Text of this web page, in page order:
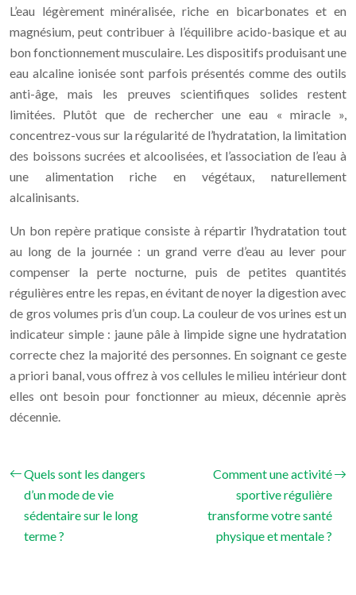
L’eau légèrement minéralisée, riche en bicarbonates et en
magnésium, peut contribuer à l’équilibre acido-basique et au
bon fonctionnement musculaire. Les dispositifs produisant une
eau alcaline ionisée sont parfois présentés comme des outils
anti-âge, mais les preuves scientifiques solides restent
limitées. Plutôt que de rechercher une eau « miracle »,
concentrez-vous sur la régularité de l’hydratation, la limitation
des boissons sucrées et alcoolisées, et l’association de l’eau à
une alimentation riche en végétaux, naturellement
alcalinisants.
Un bon repère pratique consiste à répartir l’hydratation tout
au long de la journée : un grand verre d’eau au lever pour
compenser la perte nocturne, puis de petites quantités
régulières entre les repas, en évitant de noyer la digestion avec
de gros volumes pris d’un coup. La couleur de vos urines est un
indicateur simple : jaune pâle à limpide signe une hydratation
correcte chez la majorité des personnes. En soignant ce geste
a priori banal, vous offrez à vos cellules le milieu intérieur dont
elles ont besoin pour fonctionner au mieux, décennie après
décennie.
Quels sont les dangers
d’un mode de vie
sédentaire sur le long
terme ?
Comment une activité
sportive régulière
transforme votre santé
physique et mentale ?